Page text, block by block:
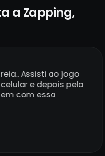
a Zapping,
Assisti ao jogo
e depois pela
com essa